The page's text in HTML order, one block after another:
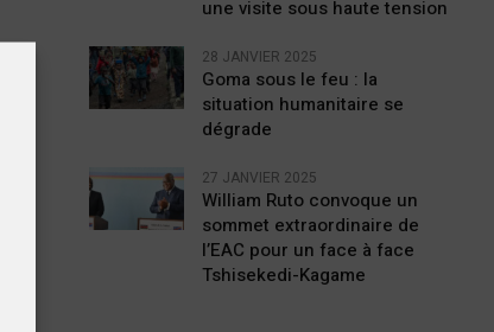
une visite sous haute tension
28 JANVIER 2025
Goma sous le feu : la
situation humanitaire se
dégrade
27 JANVIER 2025
William Ruto convoque un
sommet extraordinaire de
l’EAC pour un face à face
Tshisekedi-Kagame